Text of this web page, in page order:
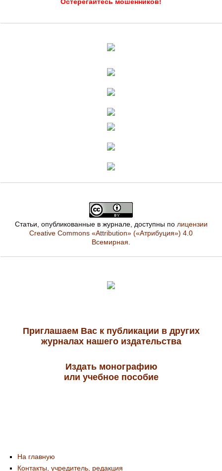
Статьи, опубликованные в журнале, доступны по лицензии
Creative Commons «Attribution» («Атрибуция») 4.0
Всемирная
Приглашаем Вас к публикации в других
журналах нашего издательства
Издать монографию
или учебное пособие
На главную
Контакты, учредитель, редакция